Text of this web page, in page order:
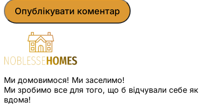
Ми домовимося! Ми заселимо!
Ми зробимо все для того, що б відчували себе як
вдома!